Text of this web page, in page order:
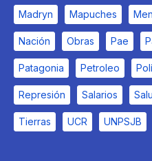
Madryn Mapuches
Nación Obras Pae
Patagonia Petroleo
Represión Salarios
Tierras UCR UNPSJB